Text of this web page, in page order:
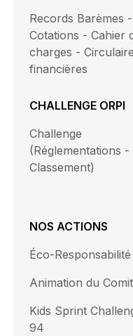
Records Barèmes -
Cotations - Cahier
charges - Circulaire
financières
CHALLENGE ORPI
Challenge
(Réglementations -
Classement)
NOS ACTIONS
Éco-Responsabilité
Animation du
Kids Sprint
94